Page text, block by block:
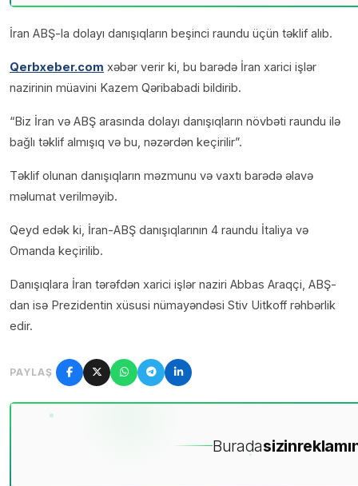
İran ABŞ-la dolayı danışıqların beşinci raundu üçün təklif alıb.
Qerbxeber.com xəbər verir ki, bu barədə İran xarici işlər
nazirinin müavini Kazem Qəribabadi bildirib.
“Biz İran və ABŞ arasında dolayı danışıqların növbəti raundu ilə
bağlı təklif almışıq və bu, nəzərdən keçirilir”.
Təklif olunan danışıqların məzmunu və vaxtı barədə əlavə
məlumat verilməyib.
Qeyd edək ki, İran-ABŞ danışıqlarının 4 raundu İtaliya və
Omanda keçirilib.
Danışıqlara İran tərəfdən xarici işlər naziri Abbas Araqçi, ABŞ-
dan isə Prezidentin xüsusi nümayəndəsi Stiv Uitkoff rəhbərlik
edir.
PAYLAŞ
Buradasizin